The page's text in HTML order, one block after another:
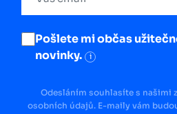
Pošlete mi občas
novinky.
i
Odesláním souhlasíte s našimi
osobních údajů. E-maily vám